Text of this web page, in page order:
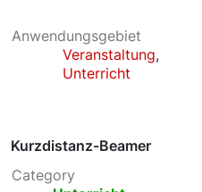
Anwendungsgebiet
Veranstaltung,
Unterricht
Kurzdistanz-Beamer
Category